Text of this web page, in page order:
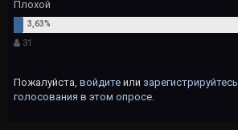
Плохой
31
Пожалуйста, войдите или зарегистрируйтесь
голосования в этом опросе.